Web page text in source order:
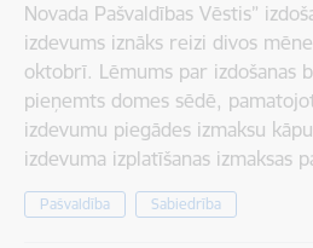
Novada Pašvaldības Vēstis”
izdevums iznāks reizi divos
oktobrī. Lēmums par izdošanas
pieņemts domes sēdē,
izdevumu piegādes izmaksu
izdevuma izplatīšanas izmaksas
Pašvaldība Sabiedrība